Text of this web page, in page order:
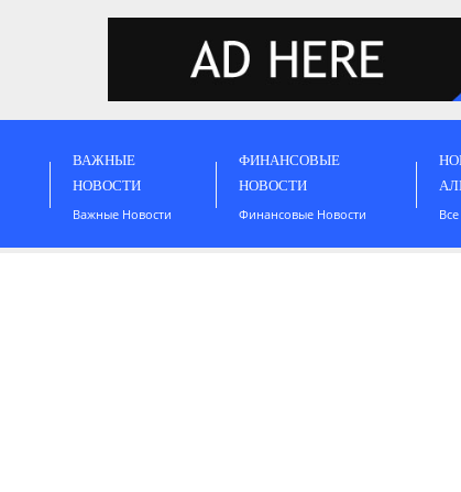
ВАЖНЫЕ
НОВОСТИ
Важные Новости
ФИНАНСОВЫЕ
НОВОСТИ
Финансовые Новости